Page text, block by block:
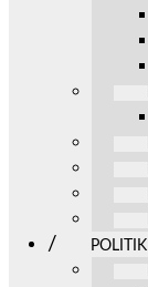
POLITIK